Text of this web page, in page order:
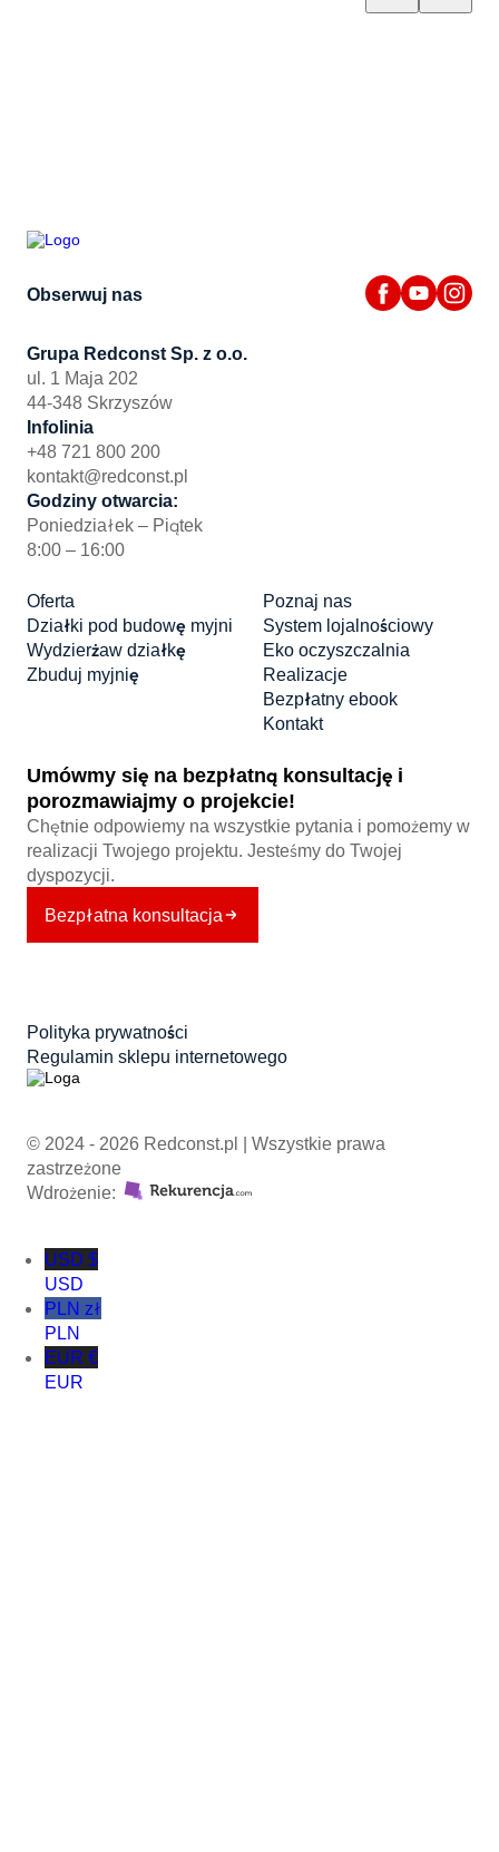
Obserwuj nas
Grupa Redconst Sp. z o.o.
ul. 1 Maja 202
44-348 Skrzyszów
Infolinia
+48 721 800 200
kontakt@redconst.pl
Godziny otwarcia:
Poniedziałek – Piątek
8:00 – 16:00
Oferta
Działki pod budowę myjni
Wydzierżaw działkę
Zbuduj myjnię
Poznaj nas
System lojalnościowy
Eko oczyszczalnia
Realizacje
Bezpłatny ebook
Kontakt
Umówmy się na bezpłatną konsultację i
porozmawiajmy o projekcie!
Chętnie odpowiemy na wszystkie pytania i pomożemy w
realizacji Twojego projektu. Jesteśmy do Twojej
dyspozycji.
Bezpłatna konsultacja
Polityka prywatności
Regulamin sklepu internetowego
© 2024 - 2026 Redconst.pl | Wszystkie prawa
zastrzeżone
Wdrożenie:
USD $
USD
PLN zł
PLN
EUR €
EUR